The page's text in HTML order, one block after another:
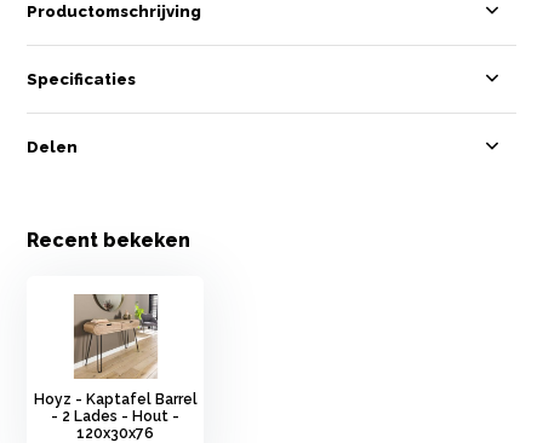
Productomschrijving
Specificaties
Delen
Recent bekeken
Hoyz - Kaptafel Barrel
- 2 Lades - Hout -
120x30x76